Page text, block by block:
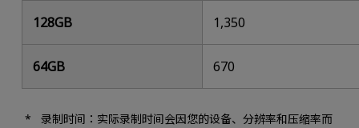
128GB 1,350
64GB 670
录制时间：实际录制时间会因您的设备、分辨率和压缩率而